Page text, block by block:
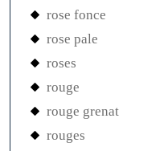
rose fonce
rose pale
roses
rouge
rouge grenat
rouges